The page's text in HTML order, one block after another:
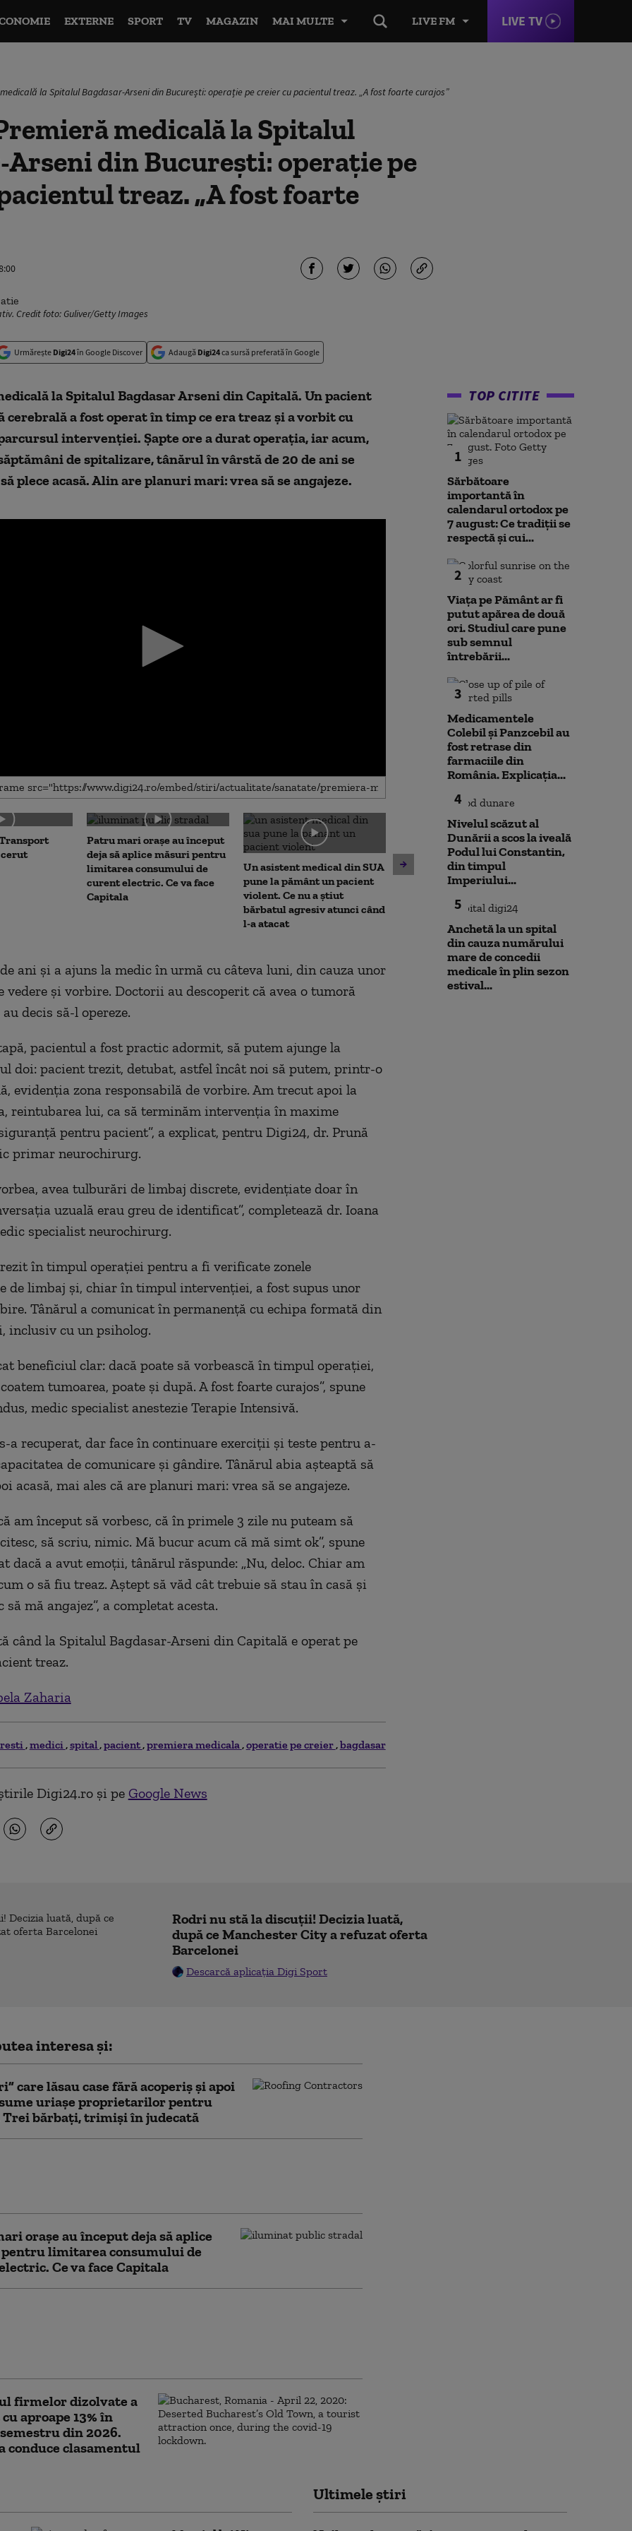
LIVE FM LIVE TV
EXTERNE SPORT TV MAGAZIN MAI MULTE
la Spitalul Bagdasar-Arseni din București: operație pe creier cu pacientul treaz. „A fost foarte curajos”
medicală la Spitalul
Arseni din București: operație pe
treaz. „A fost foarte
Credit foto: Guliver/Getty Images
Urmărește Digi24în Google Discover Adaugă Digi24ca sursă preferată în Google
la Spitalul Bagdasar Arseni din Capitală. Un pacient
cerebrală a fost operat în timp ce era treaz și a vorbit cu
intervenției. Șapte ore a durat operația, iar acum,
de spitalizare, tânărul în vârstă de 20 de ani se
plece acasă. Alin are planuri mari: vrea să se angajeze.
Patru mari orașe au început
deja să aplice măsuri pentru
limitarea consumului de
curent electric. Ce va face
Capitala
Un asistent medical din SUA
pune la pământ un pacient
violent. Ce nu a știut
bărbatul agresiv atunci când
l-a atacat
De ce nu ajută ploile de vară
la diminuarea secetei.
neuniform și nu acolo unde
este nevoie mai mare
prioritizat”
ani și a ajuns la medic în urmă cu câteva luni, din cauza unor
vedere și vorbire. Doctorii au descoperit că avea o tumoră
decis să-l opereze.
pacientul a fost practic adormit, să putem ajunge la
doi: pacient trezit, detubat, astfel încât noi să putem, printr-o
evidenția zona responsabilă de vorbire. Am trecut apoi la
reintubarea lui, ca să terminăm intervenția în maxime
pentru pacient”, a explicat, pentru Digi24, dr. Prună
primar neurochirurg.
avea tulburări de limbaj discrete, evidențiate doar în
uzuală erau greu de identificat”, completează dr. Ioana
specialist neurochirurg.
în timpul operației pentru a fi verificate zonele
de limbaj și, chiar în timpul intervenției, a fost supus unor
Tânărul a comunicat în permanență cu echipa formată din
inclusiv cu un psiholog.
beneficiul clar: dacă poate să vorbească în timpul operației,
tumoarea, poate și după. A fost foarte curajos”, spune
medic specialist anestezie Terapie Intensivă.
a recuperat, dar face în continuare exerciții și teste pentru a-
de comunicare și gândire. Tânărul abia așteaptă să
acasă, mai ales că are planuri mari: vrea să se angajeze.
am început să vorbesc, că în primele 3 zile nu puteam să
să scriu, nimic. Mă bucur acum că mă simt ok”, spune
dacă a avut emoții, tânărul răspunde: „Nu, deloc. Chiar am
o să fiu treaz. Aștept să văd cât trebuie să stau în casă și
să mă angajez”, a completat acesta.
când la Spitalul Bagdasar-Arseni din Capitală e operat pe
treaz.
Zaharia
medici spital pacient premiera medicala operatie pe creier bagdasar
Digi24.ro și pe Google News
TOP CITITE
1
Sărbătoare
importantă în
calendarul ortodox pe
7 august: Ce tradiții se
respectă și cui...
2
Viața pe Pământ ar fi
putut apărea de două
ori. Studiul care pune
sub semnul
întrebării...
3
Medicamentele
Colebil și Panzcebil au
fost retrase din
farmaciile din
România. Explicația...
4
Nivelul scăzut al
Dunării a scos la iveală
Podul lui Constantin,
din timpul
Imperiului...
5
Anchetă la un spital
din cauza numărului
mare de concedii
medicale în plin sezon
estival...
Rodri nu stă la discuții! Decizia luată,
după ce Manchester City a refuzat oferta
Barcelonei
Descarcă aplicația Digi Sport
interesa și:
care lăsau case fără acoperiș și apoi
uriașe proprietarilor pentru
bărbați, trimiși în judecată
orașe au început deja să aplice
limitarea consumului de
Ce va face Capitala
firmelor dizolvate a
aproape 13% în
din 2026.
conduce clasamentul
Ultimele știri